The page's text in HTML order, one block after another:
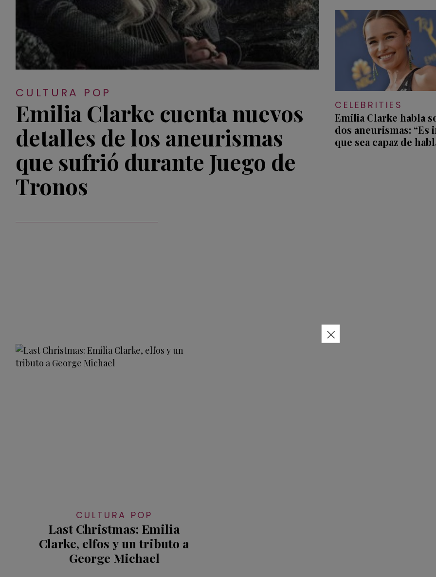
CULTURA POP
Emilia Clarke cuenta nuevos
detalles de los aneurismas
que sufrió durante Juego de
Tronos
CELEBRITIES
Emilia Clarke habla
dos aneurismas: “Es
que sea capaz de
CULTURA POP
Last Christmas: Emilia
Clarke, elfos y un tributo a
George Michael
×